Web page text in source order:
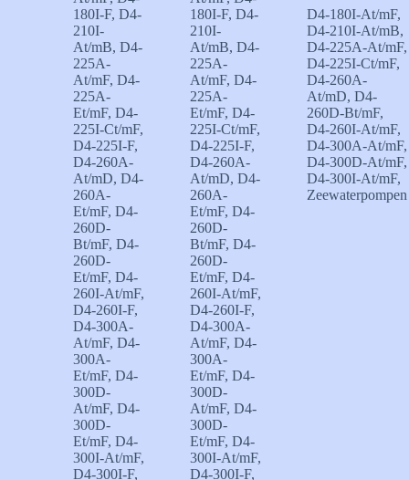
180I-F, D4-
210I-
At/mB, D4-
225A-
At/mF, D4-
225A-
Et/mF, D4-
225I-Ct/mF,
D4-225I-F,
D4-260A-
At/mD, D4-
260A-
Et/mF, D4-
260D-
Bt/mF, D4-
260D-
Et/mF, D4-
260I-At/mF,
D4-260I-F,
D4-300A-
At/mF, D4-
300A-
Et/mF, D4-
300D-
At/mF, D4-
300D-
Et/mF, D4-
300I-At/mF,
D4-300I-F,
180I-F,D4-
210I-
At/mB,D4-
225A-
At/mF,D4-
225A-
Et/mF,D4-
225I-Ct/mF,
D4-225I-F,
D4-260A-
At/mD,D4-
260A-
Et/mF,D4-
260D-
Bt/mF,D4-
260D-
Et/mF,D4-
260I-At/mF,
D4-260I-F,
D4-300A-
At/mF,D4-
300A-
Et/mF,D4-
300D-
At/mF,D4-
300D-
Et/mF,D4-
300I-At/mF,
D4-300I-F,
D4-180I-At/mF,
D4-210I-At/mB,
D4-225A-At/mF,
D4-225I-Ct/mF,
D4-260A-
At/mD,D4-
260D-Bt/mF,
D4-260I-At/mF,
D4-300A-At/mF,
D4-300D-At/mF,
D4-300I-At/mF,
Zeewaterpompen